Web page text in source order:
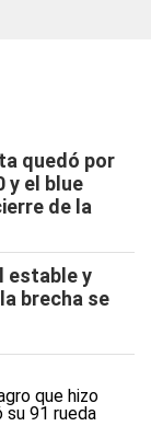
quedó por
y el blue
de la
estable y
brecha se